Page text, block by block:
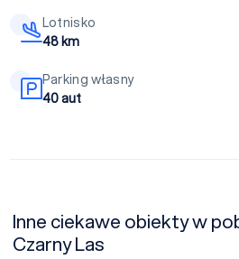
Lotnisko
48 km
Parking własny
40 aut
Inne ciekawe obiekty w
Czarny Las